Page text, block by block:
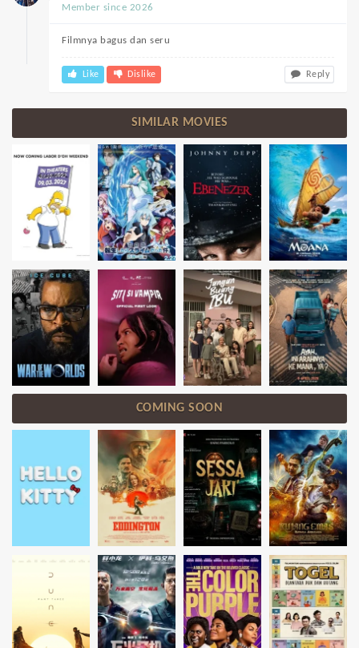
Member since 2026
Filmnya bagus dan seru
Like Dislike Reply
SIMILAR MOVIES
COMING SOON